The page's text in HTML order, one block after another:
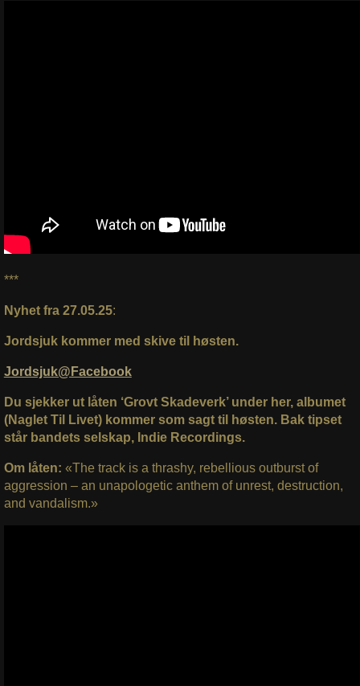
***
Nyhet fra 27.05.25:
Jordsjuk kommer med skive til høsten.
Jordsjuk@Facebook
Du sjekker ut låten ‘Grovt Skadeverk’ under her, albumet
(Naglet Til Livet) kommer som sagt til høsten. Bak tipset
står bandets selskap, Indie Recordings.
Om låten: «The track is a thrashy, rebellious outburst of
aggression – an unapologetic anthem of unrest, destruction,
and vandalism.»